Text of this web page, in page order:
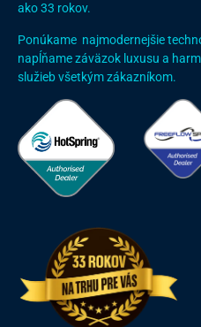
ako 33 rokov.
Ponúkame najmodernejšie
napĺňame záväzok luxusu a
služieb všetkým zákazníkom.